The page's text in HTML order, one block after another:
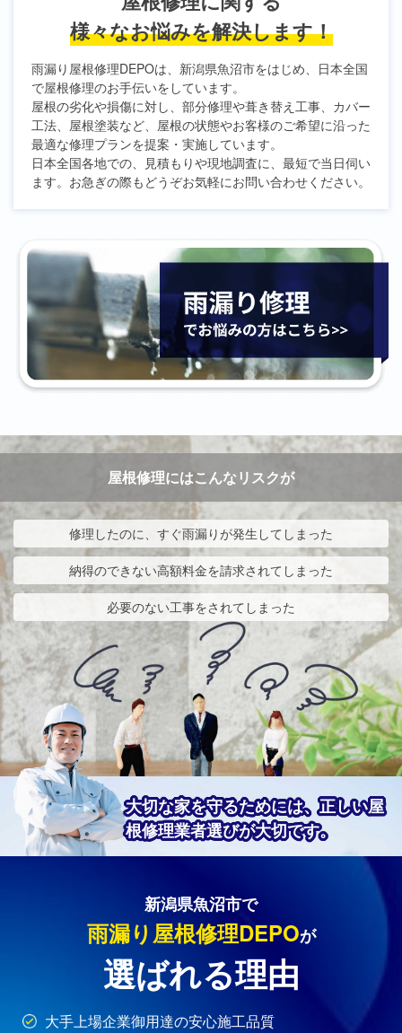
様々なお悩みを解決します！
雨漏り屋根修理DEPOは、新潟県魚沼市をはじめ、日本全国
で屋根修理のお手伝いをしています。
屋根の劣化や損傷に対し、部分修理や葺き替え工事、カバー
工法、屋根塗装など、屋根の状態やお客様のご希望に沿った
最適な修理プランを提案・実施しています。
日本全国各地での、見積もりや現地調査に、最短で当日伺い
ます。お急ぎの際もどうぞお気軽にお問い合わせください。
屋根修理にはこんなリスクが
修理したのに、すぐ雨漏りが発生してしまった
納得のできない高額料金を請求されてしまった
必要のない工事をされてしまった
大切な家を守るためには、正しい屋
根修理業者選びが大切です。
新潟県魚沼市で
雨漏り屋根修理DEPOが
選ばれる理由
大手上場企業御用達の安心施工品質